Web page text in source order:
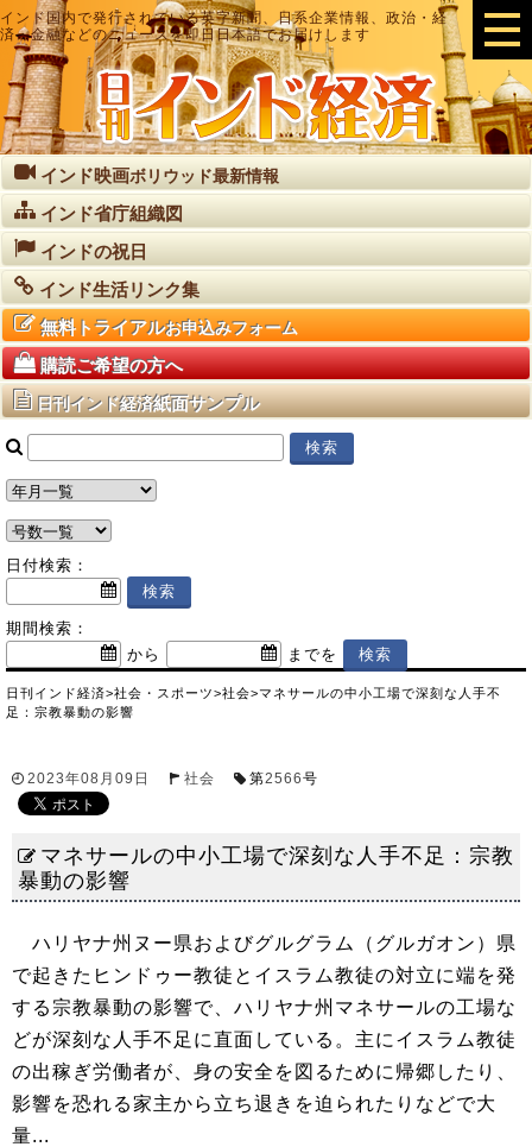
インド国内で発行されている英字新聞、日系企業情報、政治・経
済・金融などのニュースを即日日本語でお届けします
インド映画ボリウッド最新情報
インド省庁組織図
インドの祝日
インド生活リンク集
無料トライアルお申込みフォーム
購読ご希望の方へ
日刊インド経済紙面サンプル
日付検索：
期間検索：
から
までを
日刊インド経済>社会・スポーツ>社会>マネサールの中小工場で深刻な人手不
足：宗教暴動の影響
2023年08月09日 社会 第2566号
マネサールの中小工場で深刻な人手不足：宗教
暴動の影響
ハリヤナ州ヌー県およびグルグラム（グルガオン）県
で起きたヒンドゥー教徒とイスラム教徒の対立に端を発
する宗教暴動の影響で、ハリヤナ州マネサールの工場な
どが深刻な人手不足に直面している。主にイスラム教徒
の出稼ぎ労働者が、身の安全を図るために帰郷したり、
影響を恐れる家主から立ち退きを迫られたりなどで大
量...